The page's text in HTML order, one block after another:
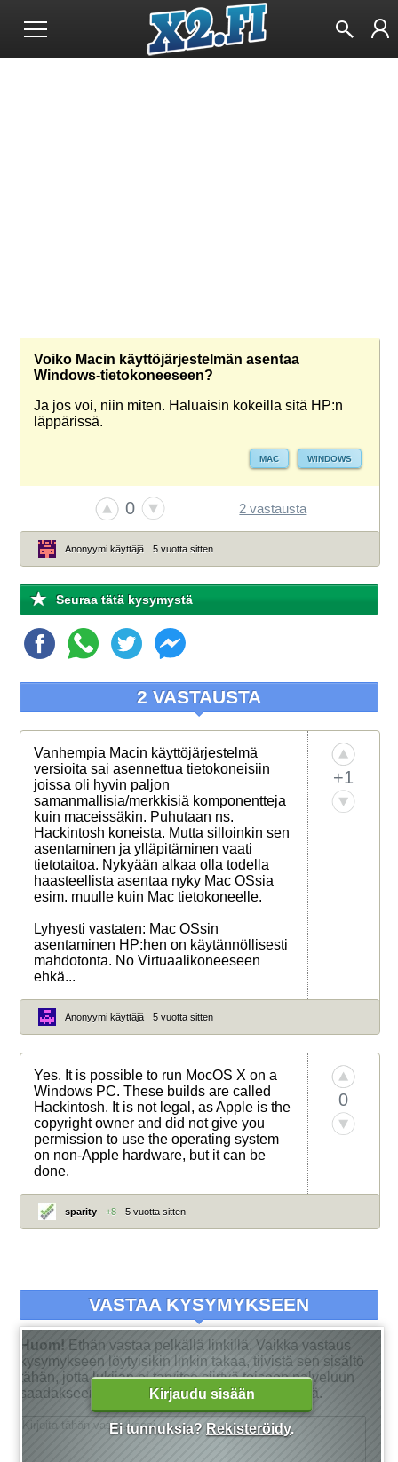
Voiko Macin käyttöjärjestelmän asentaa
Windows-tietokoneeseen?
Ja jos voi, niin miten. Haluaisin kokeilla sitä HP:n
läppärissä.
MAC WINDOWS
0 2 vastausta
Anonyymi käyttäjä 5 vuotta sitten
Seuraa tätä kysymystä
2 VASTAUSTA
Vanhempia Macin käyttöjärjestelmä
versioita sai asennettua tietokoneisiin
joissa oli hyvin paljon
samanmallisia/merkkisiä komponentteja
kuin maceissäkin. Puhutaan ns.
Hackintosh koneista. Mutta silloinkin sen
asentaminen ja ylläpitäminen vaati
tietotaitoa. Nykyään alkaa olla todella
haasteellista asentaa nyky Mac OSsia
esim. muulle kuin Mac tietokoneelle.
Lyhyesti vastaten: Mac OSsin
asentaminen HP:hen on käytännöllisesti
mahdotonta. No Virtuaalikoneeseen
ehkä...
+1
Anonyymi käyttäjä 5 vuotta sitten
Yes. It is possible to run MocOS X on a
Windows PC. These builds are called
Hackintosh. It is not legal, as Apple is the
copyright owner and did not give you
permission to use the operating system
on non-Apple hardware, but it can be
done.
0
sparity +8 5 vuotta sitten
Kirjaudu sisään
Ei tunnuksia? Rekisteröidy.
VASTAA KYSYMYKSEEN
Huom! Ethän vastaa pelkällä linkillä. Vaikka vastaus
kysymykseen löytyisikin linkin takaa, tiivistä sen sisältö
tähän, jotta lukijan ei tarvitse siirtyä toiseen palveluun
saadakseen tarkan vastauksen kysymykseensä.